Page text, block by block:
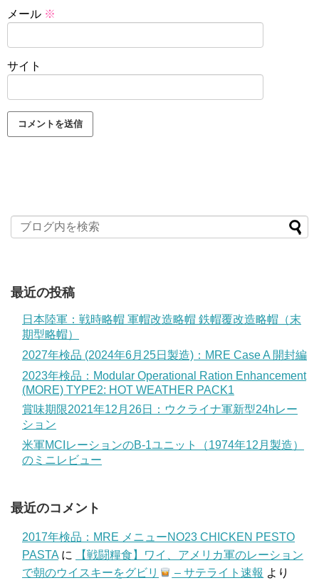
メール ※
サイト
最近の投稿
日本陸軍：戦時略帽 軍帽改造略帽 鉄帽覆改造略帽（末
期型略帽）
2027年検品 (2024年6月25日製造)：MRE Case A 開封編
2023年検品：Modular Operational Ration Enhancement
(MORE) TYPE2: HOT WEATHER PACK1
賞味期限2021年12月26日：ウクライナ軍新型24hレー
ション
米軍MCIレーションのB-1ユニット（1974年12月製造）
のミニレビュー
最近のコメント
2017年検品：MRE メニューNO23 CHICKEN PESTO
PASTA に
【戦闘糧食】ワイ、アメリカ軍のレーション
で朝のウイスキーをグビリ
– サテライト速報 より